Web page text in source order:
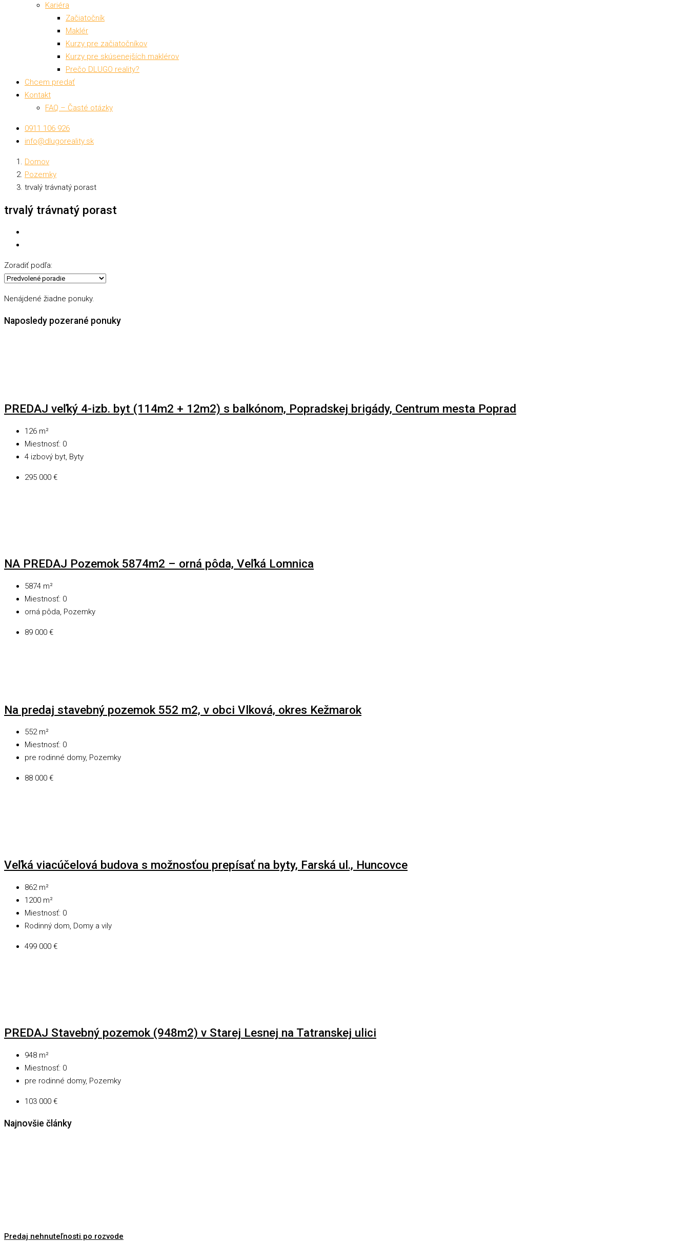
Kariéra
Začiatočník
Maklér
Kurzy pre začiatočníkov
Kurzy pre skúsenejších maklérov
Prečo DLUGO reality?
Chcem predať
Kontakt
FAQ – Časté otázky
0911 106 926
info@dlugoreality.sk
Domov
Pozemky
trvalý trávnatý porast
trvalý trávnatý porast
Zoradiť podľa:
Nenájdené žiadne ponuky.
Naposledy pozerané ponuky
PREDAJ veľký 4-izb. byt (114m2 + 12m2) s balkónom, Popradskej brigády, Centrum mesta Poprad
126 m²
Miestnosť: 0
4 izbový byt, Byty
295 000 €
NA PREDAJ Pozemok 5874m2 – orná pôda, Veľká Lomnica
5874 m²
Miestnosť: 0
orná pôda, Pozemky
89 000 €
Na predaj stavebný pozemok 552 m2, v obci Vlková, okres Kežmarok
552m²
Miestnosť: 0
pre rodinné domy, Pozemky
88 000 €
Veľká viacúčelová budova s možnosťou prepísať na byty, Farská ul., Huncovce
862m²
1200 m²
Miestnosť: 0
Rodinný dom, Domy a vily
499 000 €
PREDAJ Stavebný pozemok (948m2) v Starej Lesnej na Tatranskej ulici
948 m²
Miestnosť: 0
pre rodinné domy, Pozemky
103 000 €
Najnovšie články
Predaj nehnuteľnosti po rozvode